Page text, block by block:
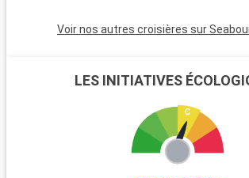
Voir nos autres croisières sur
LES INITIATIVES